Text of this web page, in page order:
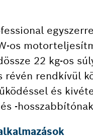
os
22 kg-os
révén rendkívül
és
-